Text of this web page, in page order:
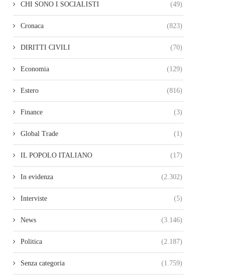
CHI SONO I SOCIALISTI (49)
Cronaca (823)
DIRITTI CIVILI (70)
Economia (129)
Estero (816)
Finance (3)
Global Trade (1)
IL POPOLO ITALIANO (17)
In evidenza (2.302)
Interviste (5)
News (3.146)
Politica (2.187)
Senza categoria (1.759)